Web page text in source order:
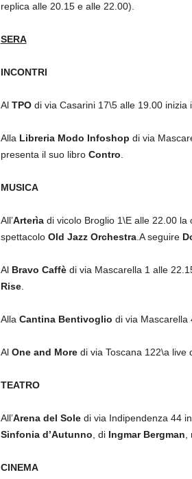
replica alle 20.15 e alle 22.00).
SERA
INCONTRI
Al TPOdi via Casarini 17\5 alle 19.00 inizia
Alla Libreria Modo Infoshop di via
presenta il suo libro Contro
MUSICA
All’Arterìadi vicolo Broglio 1\E alle 22.00 la
spettacolo Old Jazz Orchestra.A seguire
Al Bravo Caffèdi via Mascarella 1 alle
Rise.
Alla Cantina Bentivoglio di via Mascarella
Al One and Moredi via Toscana 122\a live
TEATRO
All’Arena del Soledi via Indipendenza 44
Sinfonia d’Autunno , di Ingmar Bergman
CINEMA